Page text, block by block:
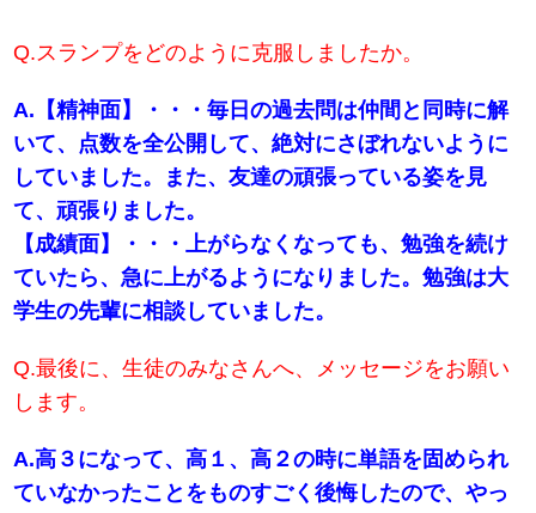
Q.スランプをどのように克服しましたか。
A.【精神面】・・・毎日の過去問は仲間と同時に解
いて、点数を全公開して、絶対にさぼれないように
していました。また、友達の頑張っている姿を見
て、頑張りました。
【成績面】・・・上がらなくなっても、勉強を続け
ていたら、急に上がるようになりました。勉強は大
学生の先輩に相談していました。
Q.最後に、生徒のみなさんへ、メッセージをお願い
します。
A.高３になって、高１、高２の時に単語を固められ
ていなかったことをものすごく後悔したので、やっ